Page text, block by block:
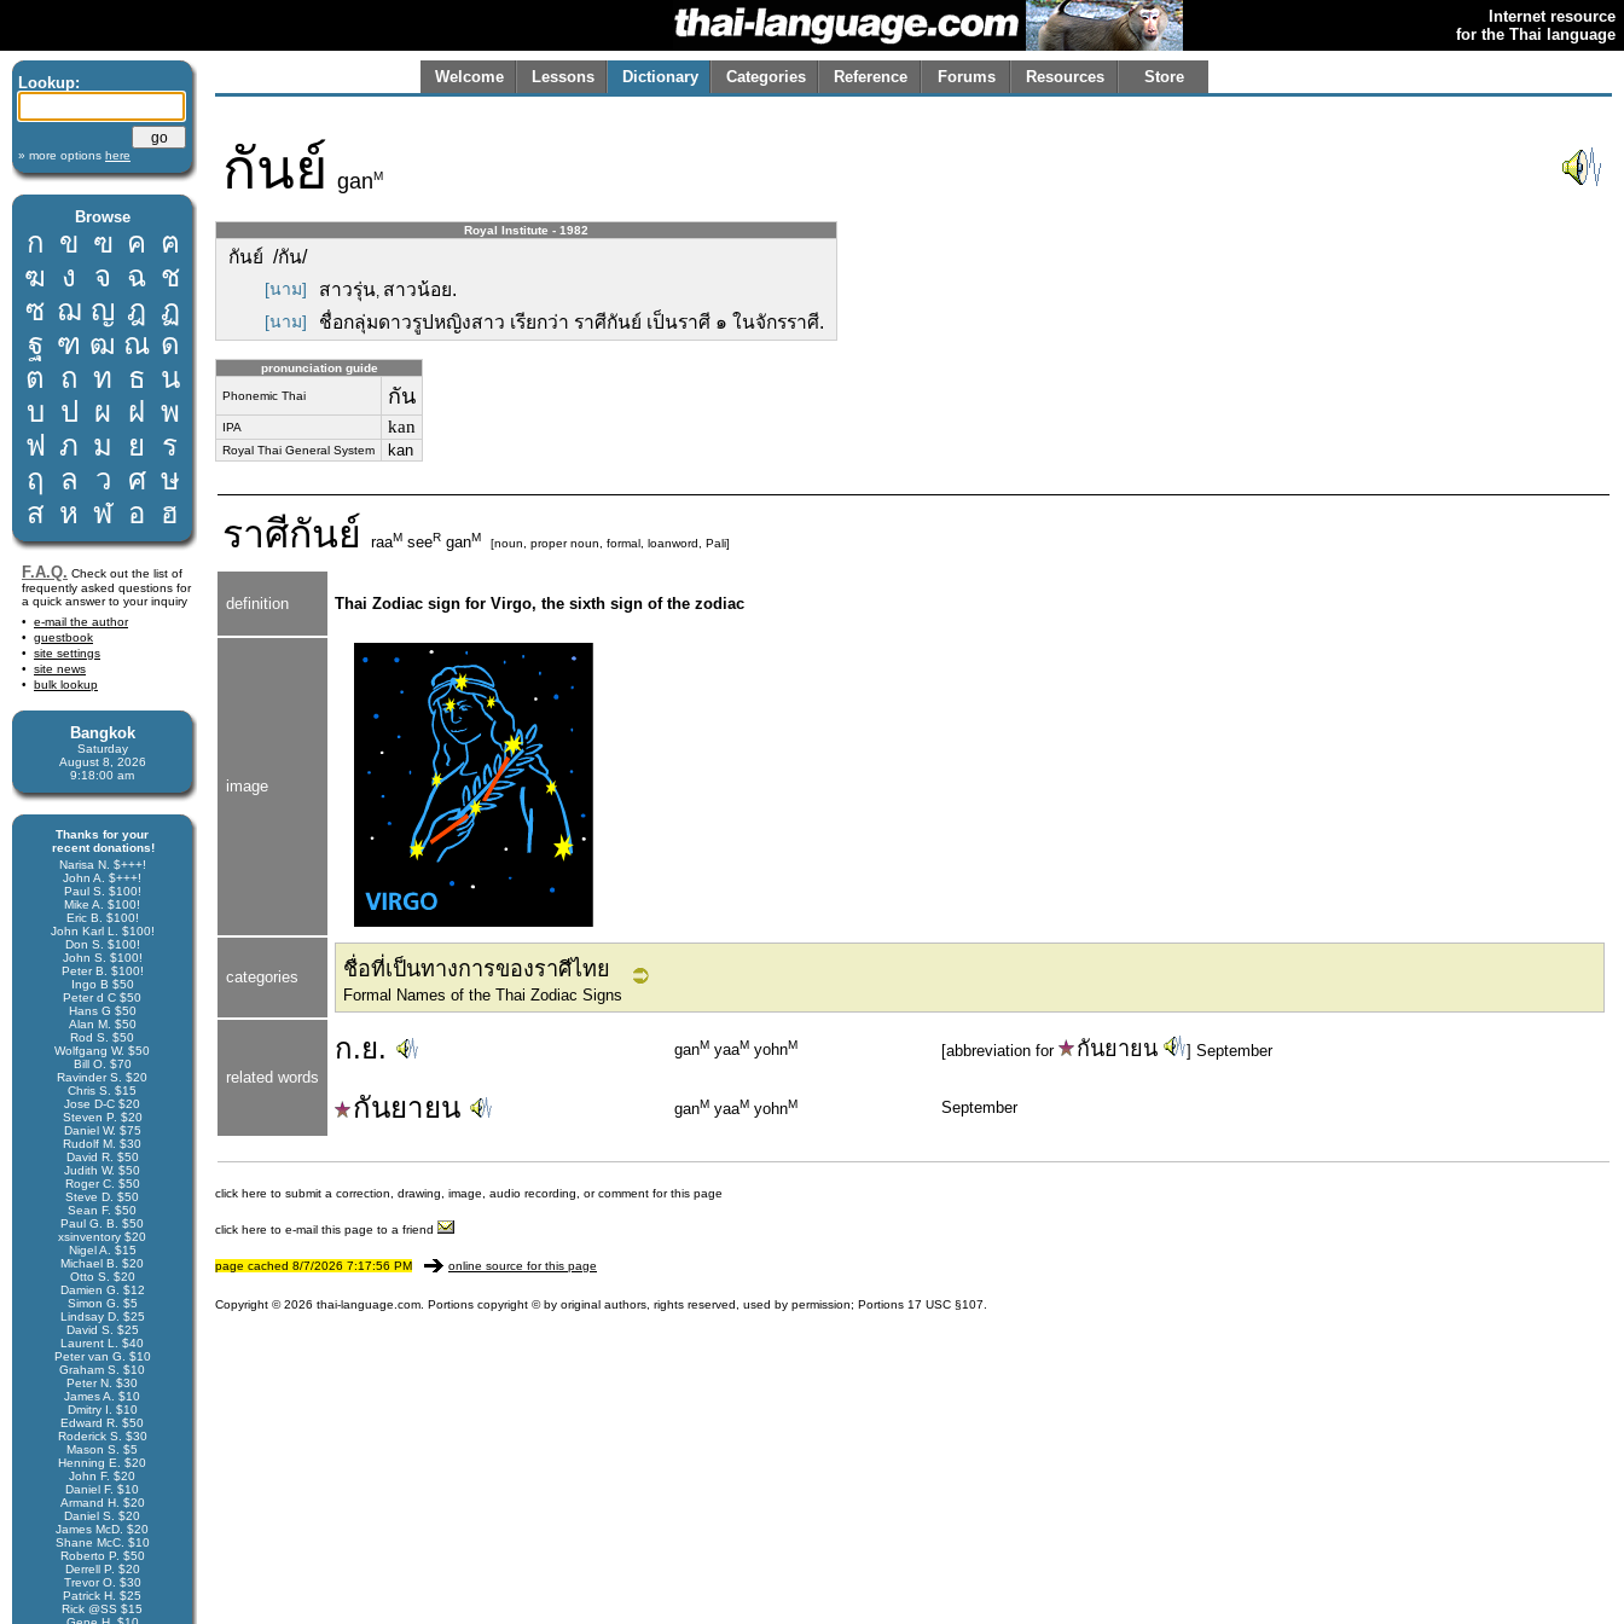
Internet resource
for the Thai language
Lookup:
» more options here
Browse
ก ข ฃ ค ฅ
ฆ ง จ ฉ ช
ซ ฌ ญ ฎ ฏ
ฐ ฑ ฒ ณ ด
ต ถ ท ธ น
บ ป ผ ฝ พ
ฟ ภ ม ย
ร
ฤ
ล ว ศ ษ
ส ห ฬ อ ฮ
F.A.Q. Check out the list of
frequently asked questions for
a quick answer to your inquiry
e-mail the author
guestbook
site settings
site news
bulk lookup
Bangkok
Saturday
August 8, 2026
9:18:01 am
Thanks for your
recent donations!
Narisa N. $+++!
John A. $+++!
Paul S. $100!
Mike A. $100!
Eric B. $100!
John Karl L. $100!
Don S. $100!
John S. $100!
Peter B. $100!
Ingo B $50
Peter d C $50
Hans G $50
Alan M. $50
Rod S. $50
Wolfgang W. $50
Bill O. $70
Ravinder S. $20
Chris S. $15
Jose D-C $20
Steven P. $20
Daniel W. $75
Rudolf M. $30
David R. $50
Judith W. $50
Roger C. $50
Steve D. $50
Sean F. $50
Paul G. B. $50
xsinventory $20
Nigel A. $15
Michael B. $20
Otto S. $20
Damien G. $12
Simon G. $5
Lindsay D. $25
David S. $25
Laurent L. $40
Peter van G. $10
Graham S. $10
Peter N. $30
James A. $10
Dmitry I. $10
Edward R. $50
Roderick S. $30
Mason S. $5
Henning E. $20
John F. $20
Daniel F. $10
Armand H. $20
Daniel S. $20
James McD. $20
Shane McC. $10
Roberto P. $50
Derrell P. $20
Trevor O. $30
Patrick H. $25
Rick @SS $15
Welcome Lessons Dictionary Categories Reference Forums Resources Store
กันย์ ganM
Royal Institute - 1982
กันย์ /กัน/
[นาม] สาวรุ่น, สาวน้อย.
[นาม] ชื่อกลุ่มดาวรูปหญิงสาว เรียกว่า ราศีกันย์ เป็นราศี ๑ ในจักรราศี.
pronunciation guide
Phonemic Thai กัน
IPA kan
Royal Thai General System kan
ราศีกันย์ raaM seeR ganM [noun, proper noun, formal, loanword, Pali]
definition Thai Zodiac sign for Virgo, the sixth sign of the zodiac
image
categories ชื่อที่เป็นทางการของราศีไทย
Formal Names of the Thai Zodiac Signs
related words
ก.ย. ganM yaaM yohnM [abbreviation for กันยายน ] September
กันยายน ganM yaaM yohnM September
click here to submit a correction, drawing, image, audio recording, or comment for this page
click here to e-mail this page to a friend
page cached 8/7/2026 7:17:56 PM online source for this page
Copyright © 2026 thai-language.com. Portions copyright © by original authors, rights reserved, used by permission; Portions 17 USC §107